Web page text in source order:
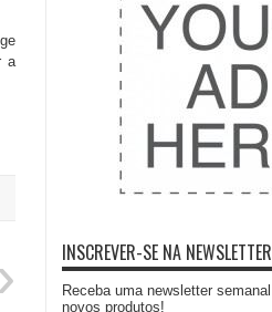
a
INSCREVER-SE NA
Receba uma newsletter
novos produtos!